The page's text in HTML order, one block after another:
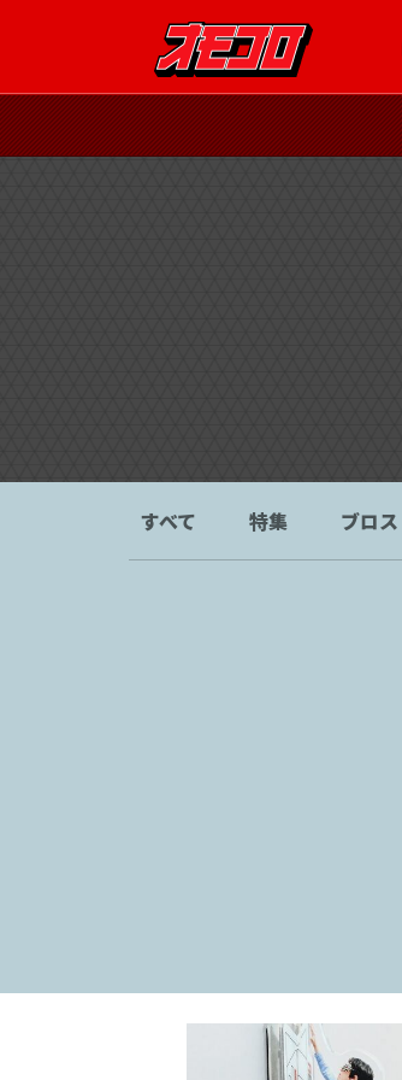
すべて 特集 ブロス